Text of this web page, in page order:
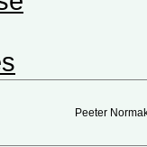
Peeter